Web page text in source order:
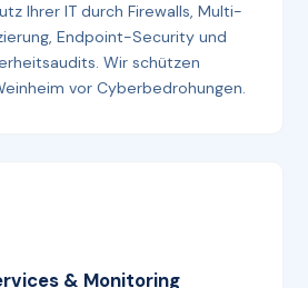
Ihrer IT durch Firewalls, Multi-
Endpoint-Security und
Wir schützen
vor Cyberbedrohungen.
& Monitoring